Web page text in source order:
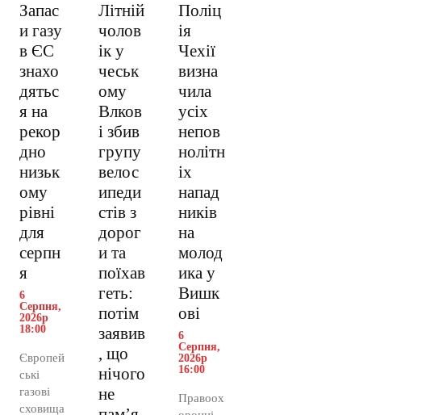
Запас
и газу
в ЄС
знахо
дятьс
я на
рекор
дно
низьк
ому
рівні
для
серпн
я
6
Серпня,
2026р
18:00
Європей
ські
газові
сховища
Літній
чолов
ік у
чеськ
ому
Влков
і збив
групу
велос
ипеди
стів з
дорог
и та
поїхав
геть:
потім
заявив
, що
нічого
не
Поліц
ія
Чехії
визна
чила
усіх
непов
нолітн
іх
напад
ників
на
молод
ика у
Вишк
ові
6
Серпня,
2026р
16:00
Правоох